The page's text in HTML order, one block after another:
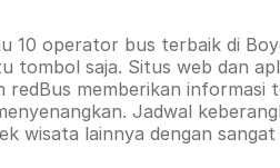
10 operator bus terbaik di
tombol saja. Situs web dan
redBus memberikan
Jadwal
wisata lainnya dengan sangat